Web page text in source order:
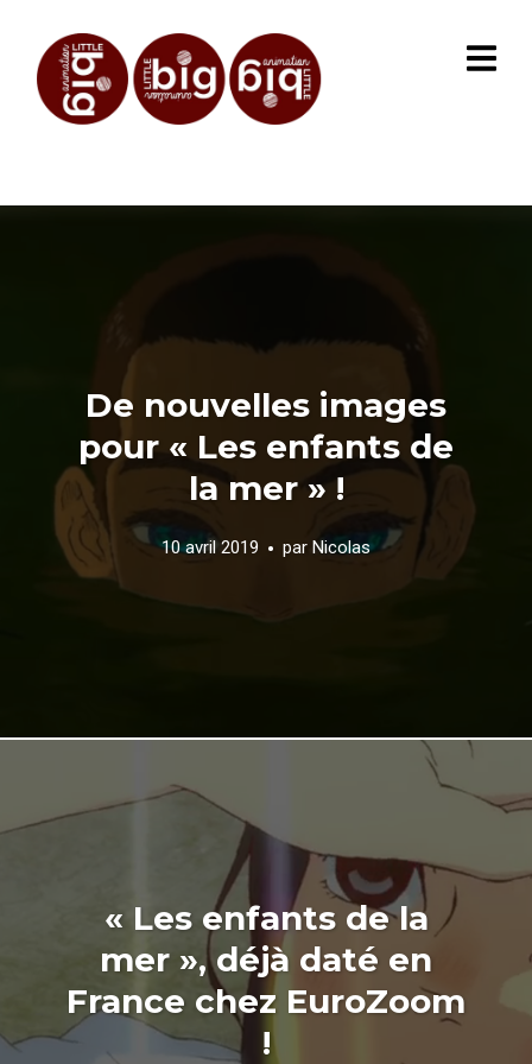
De nouvelles images
pour « Les enfants de
la mer » !
10 avril 2019 par Nicolas
« Les enfants de la
mer », déjà daté en
France chez EuroZoom
!